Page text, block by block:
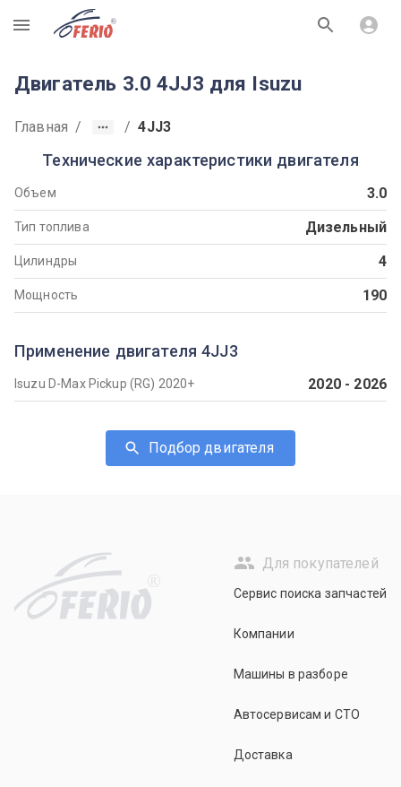
R
Двигатель 3.0 4JJ3 для Isuzu
Главная / / 4JJ3
Технические характеристики двигателя
Объем 3.0
Тип топлива Дизельный
Цилиндры 4
Мощность 190
Применение двигателя 4JJ3
Isuzu D-Max Pickup (RG) 2020+ 2020- 2026
Подбор двигателя
R
Для покупателей
Сервис поиска запчастей
Компании
Машины в разборе
Автосервисам и СТО
Доставка